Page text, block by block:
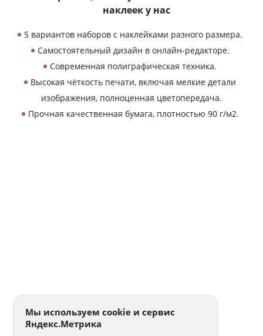
наклеек у нас
5 вариантов наборов с наклейками разного размера.
Самостоятельный дизайн в онлайн-редакторе.
Современная полиграфическая техника.
Высокая чёткость печати, включая мелкие детали
изображения, полноценная цветопередача.
Прочная качественная бумага, плотностью 90 г/м2.
Мы используем cookie и сервис
Яндекс.Метрика